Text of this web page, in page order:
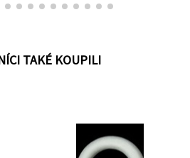
TAKÉ KOUPILI